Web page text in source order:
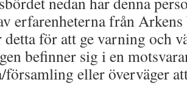
erfarenheterna från
för att ge varning och
befinner sig i en
eller överväger